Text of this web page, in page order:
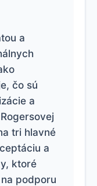
a
čo sú
a
tri hlavné
a
ktoré
podporu